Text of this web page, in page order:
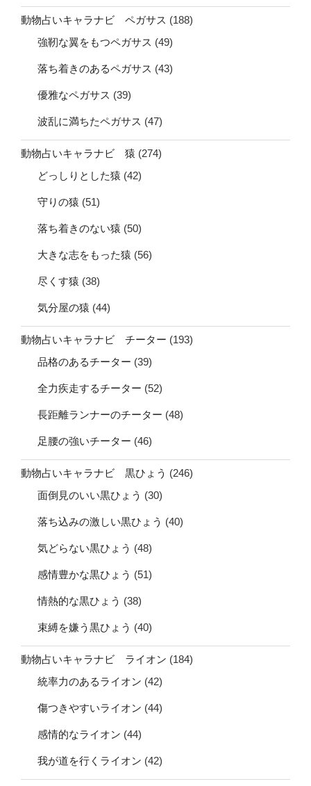
動物占いキャラナビ ペガサス (188)
強靭な翼をもつペガサス (49)
落ち着きのあるペガサス (43)
優雅なペガサス (39)
波乱に満ちたペガサス (47)
動物占いキャラナビ 猿 (274)
どっしりとした猿 (42)
守りの猿 (51)
落ち着きのない猿 (50)
大きな志をもった猿 (56)
尽くす猿 (38)
気分屋の猿 (44)
動物占いキャラナビ チーター (193)
品格のあるチーター (39)
全力疾走するチーター (52)
長距離ランナーのチーター (48)
足腰の強いチーター (46)
動物占いキャラナビ 黒ひょう (246)
面倒見のいい黒ひょう (30)
落ち込みの激しい黒ひょう (40)
気どらない黒ひょう (48)
感情豊かな黒ひょう (51)
情熱的な黒ひょう (38)
束縛を嫌う黒ひょう (40)
動物占いキャラナビ ライオン (184)
統率力のあるライオン (42)
傷つきやすいライオン (44)
感情的なライオン (44)
我が道を行くライオン (42)